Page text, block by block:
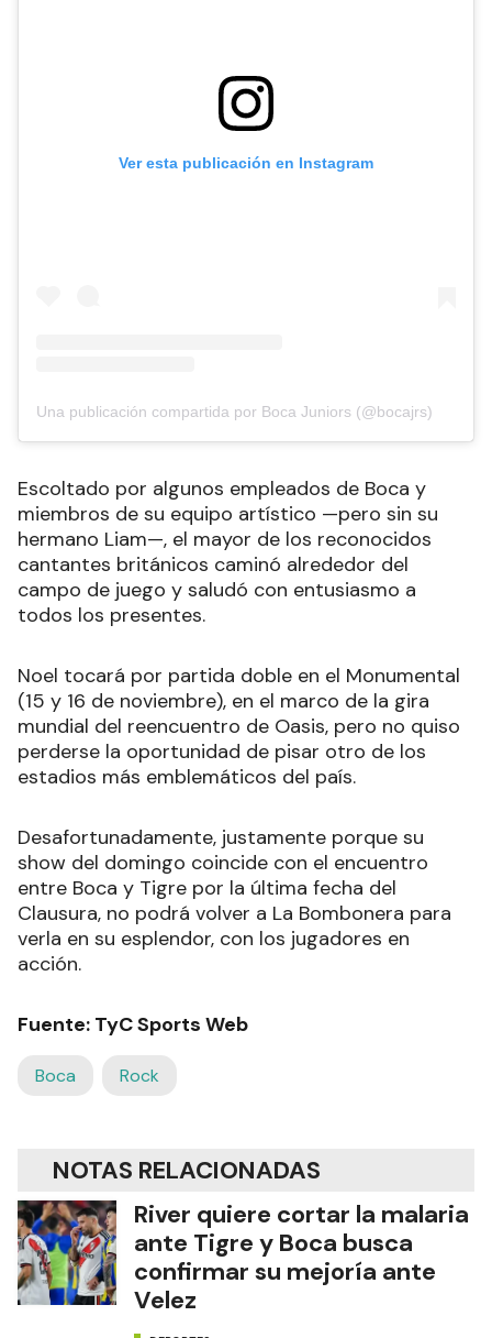
Ver esta publicación en Instagram
Una publicación compartida por Boca Juniors (@bocajrs)
Escoltado por algunos empleados de Boca y
miembros de su equipo artístico —pero sin su
hermano Liam—, el mayor de los reconocidos
cantantes británicos caminó alrededor del
campo de juego y saludó con entusiasmo a
todos los presentes.
Noel tocará por partida doble en el Monumental
(15 y 16 de noviembre), en el marco de la gira
mundial del reencuentro de Oasis, pero no quiso
perderse la oportunidad de pisar otro de los
estadios más emblemáticos del país.
Desafortunadamente, justamente porque su
show del domingo coincide con el encuentro
entre Boca y Tigre por la última fecha del
Clausura, no podrá volver a La Bombonera para
verla en su esplendor, con los jugadores en
acción.
Fuente: TyC Sports Web
Boca Rock
NOTAS RELACIONADAS
River quiere cortar la malaria
ante Tigre y Boca busca
confirmar su mejoría ante
Velez